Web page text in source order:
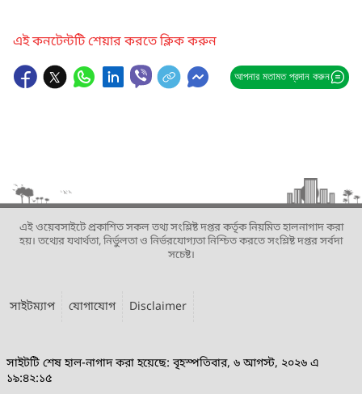
এই কনটেন্টটি শেয়ার করতে ক্লিক করুন
আপনার মতামত প্রদান করুন
এই ওয়েবসাইটে প্রকাশিত সকল তথ্য সংশ্লিষ্ট দপ্তর কর্তৃক নিয়মিত হালনাগাদ করা
হয়। তথ্যের যথার্থতা, নির্ভুলতা ও নির্ভরযোগ্যতা নিশ্চিত করতে সংশ্লিষ্ট দপ্তর সর্বদা
সচেষ্ট।
সাইটম্যাপ যোগাযোগ Disclaimer
সাইটটি শেষ হাল-নাগাদ করা হয়েছে: বৃহস্পতিবার, ৬ আগস্ট, ২০২৬ এ
১৯:৪২:১৫